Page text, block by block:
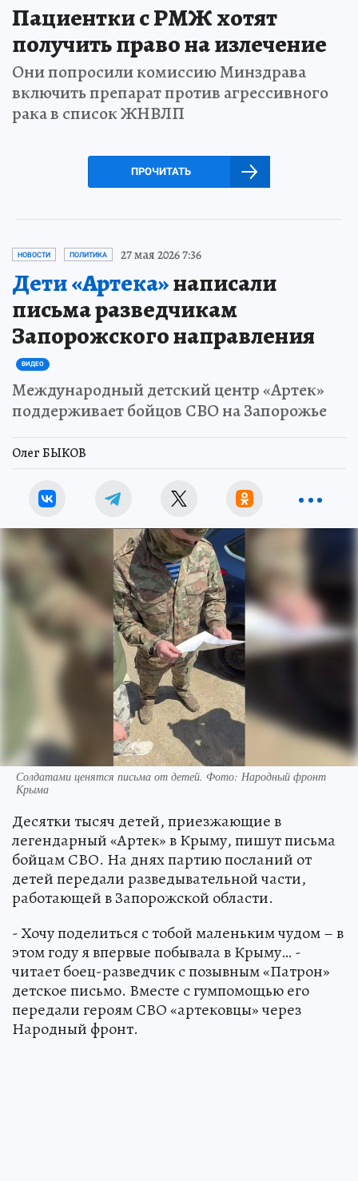
Пациентки с РМЖ хотят
получить право на излечение
Они попросили комиссию Минздрава
включить препарат против агрессивного
рака в список ЖНВЛП
ПРОЧИТАТЬ
НОВОСТИ ПОЛИТИКА 27 мая 2026 7:36
Дети «Артека»написали
письма разведчикам
Запорожского направления
ВИДЕО
Международный детский центр «Артек»
поддерживает бойцов СВО на Запорожье
Олег БЫКОВ
Солдатами ценятся письма от детей. Фото: Народный фронт
Крыма
Десятки тысяч детей, приезжающие в
легендарный «Артек» в Крыму, пишут письма
бойцам СВО. На днях партию посланий от
детей передали разведывательной части,
работающей в Запорожской области.
- Хочу поделиться с тобой маленьким чудом – в
этом году я впервые побывала в Крыму… -
читает боец-разведчик с позывным «Патрон»
детское письмо. Вместе с гумпомощью его
передали героям СВО «артековцы» через
Народный фронт.